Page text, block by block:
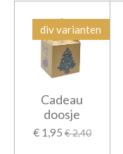
div varianten
Cadeau
doosje
€ 1,95 € 2,40